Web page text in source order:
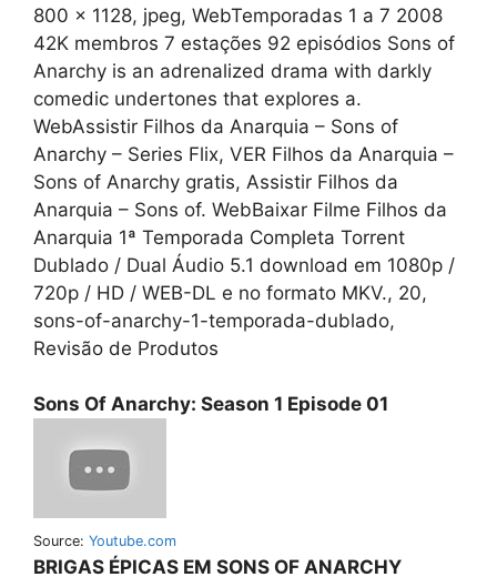
800 x 1128, jpeg, WebTemporadas 1 a 7 2008
42K membros 7 estações 92 episódios Sons of
Anarchy is an adrenalized drama with darkly
comedic undertones that explores a.
WebAssistir Filhos da Anarquia – Sons of
Anarchy – Series Flix, VER Filhos da Anarquia –
Sons of Anarchy gratis, Assistir Filhos da
Anarquia – Sons of. WebBaixar Filme Filhos da
Anarquia 1ª Temporada Completa Torrent
Dublado / Dual Áudio 5.1 download em 1080p /
720p / HD / WEB-DL e no formato MKV., 20,
sons-of-anarchy-1-temporada-dublado,
Revisão de Produtos
Sons Of Anarchy: Season 1 Episode 01
Source: Youtube.com
BRIGAS ÉPICAS EM SONS OF ANARCHY